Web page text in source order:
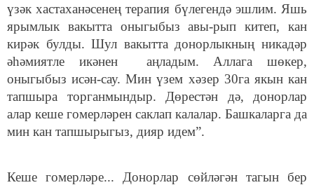
үзәк хастаханәсенең терапия бүлегендә эшлим. Яшь
ярымлык вакытта оныгыбыз авы-рып китеп, кан
кирәк булды. Шул вакытта донорлыкның никадәр
әһәмиятле икәнен аңладым. Аллага шөкер,
оныгыбыз исән-сау. Мин үзем хәзер 30га якын кан
тапшыра торганмындыр. Дөрестән дә, донорлар
алар кеше гомерләрен саклап калалар. Башкаларга да
мин кан тапшырыгыз, дияр идем”.
Кеше гомерләре... Донорлар сөйләгән тагын бер